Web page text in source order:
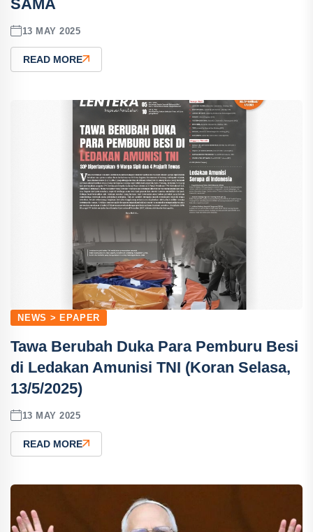
SAMA
13 MAY 2025
READ MORE
NEWS > EPAPER
Tawa Berubah Duka Para Pemburu Besi
di Ledakan Amunisi TNI (Koran Selasa,
13/5/2025)
13 MAY 2025
READ MORE